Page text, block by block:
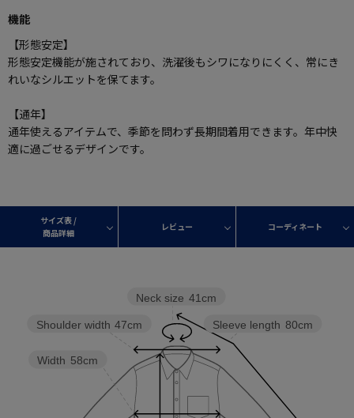
機能
【形態安定】
形態安定機能が施されており、洗濯後もシワになりにくく、常にき
れいなシルエットを保てます。
【通年】
通年使えるアイテムで、季節を問わず長期間着用できます。年中快
適に過ごせるデザインです。
サイズ表 /
商品詳細
レビュー コーディネート
Sleeve length 80cm
Neck size 41cm
Width 58cm
Shoulder width 47cm